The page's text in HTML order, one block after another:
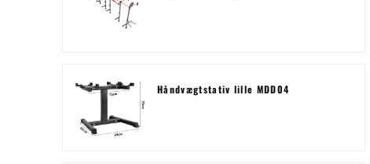
Håndvægtstativ lille MDD04